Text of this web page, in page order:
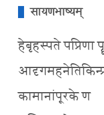
सायणभाष्यम्
हेबृहस्पते पप्रिणा
कामानांपूरके ण